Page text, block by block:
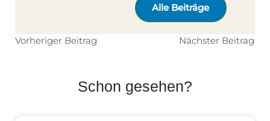
Alle Beiträge
Vorheriger Beitrag Nächster Beitrag
Schon gesehen?